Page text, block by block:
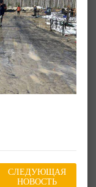
СЛЕДУЮЩАЯ
НОВОСТЬ